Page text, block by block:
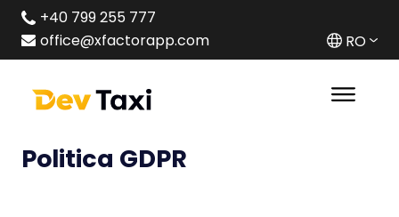
+40 799 255 777
office@xfactorapp.com
RO
Politica GDPR